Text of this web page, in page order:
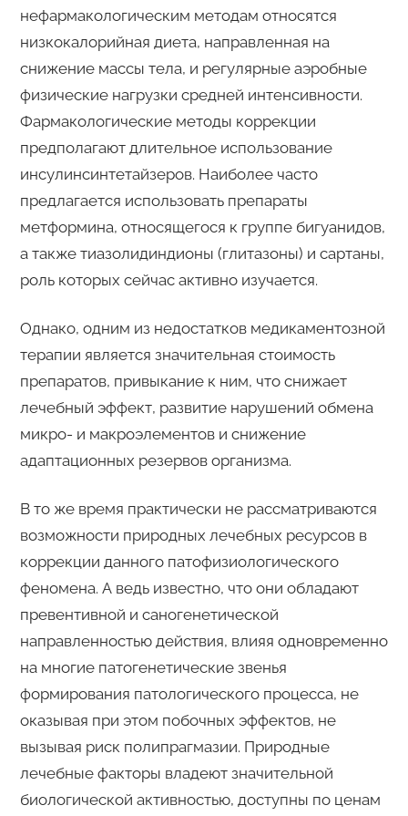
нефармакологическим методам относятся
низкокалорийная диета, направленная на
снижение массы тела, и регулярные аэробные
физические нагрузки средней интенсивности.
Фармакологические методы коррекции
предполагают длительное использование
инсулинсинтетайзеров. Наиболее часто
предлагается использовать препараты
метформина, относящегося к группе бигуанидов,
а также тиазолидиндионы (глитазоны) и сартаны,
роль которых сейчас активно изучается.
Однако, одним из недостатков медикаментозной
терапии является значительная стоимость
препаратов, привыкание к ним, что снижает
лечебный эффект, развитие нарушений обмена
микро- и макроэлементов и снижение
адаптационных резервов организма.
В то же время практически не рассматриваются
возможности природных лечебных ресурсов в
коррекции данного патофизиологического
феномена. А ведь известно, что они обладают
превентивной и саногенетической
направленностью действия, влияя одновременно
на многие патогенетические звенья
формирования патологического процесса, не
оказывая при этом побочных эффектов, не
вызывая риск полипрагмазии. Природные
лечебные факторы владеют значительной
биологической активностью, доступны по ценам